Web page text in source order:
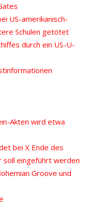
US-amerikanisch-
Schulen getötet
durch ein US-U-
Akten wird etwa
bei X Ende des
soll eingeführt werden
Groove und